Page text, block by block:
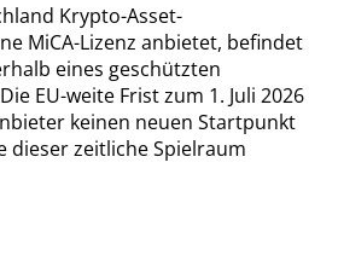
Krypto-Asset-
MiCA-Lizenz anbietet, befindet
eines geschützten
EU-weite Frist zum 1. Juli 2026
keinen neuen Startpunkt
dieser zeitliche Spielraum